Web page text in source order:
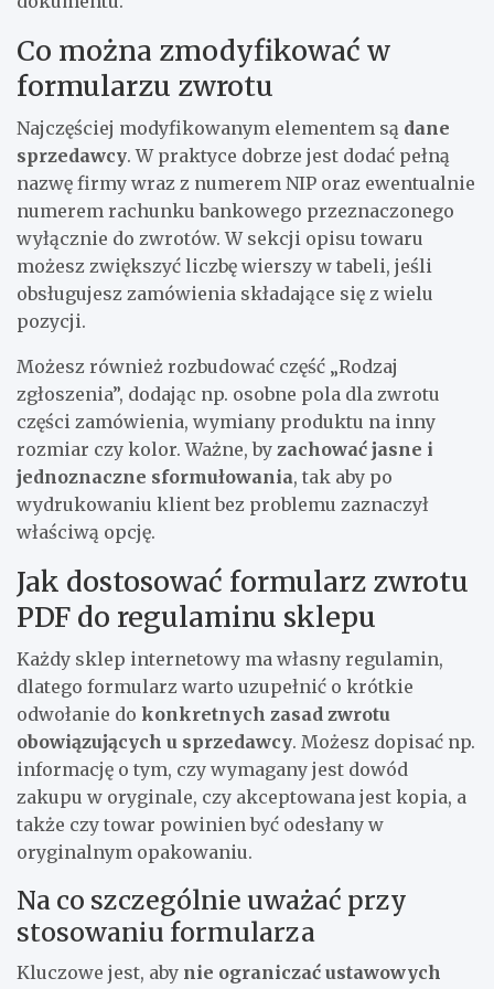
Co można zmodyfikować w
formularzu zwrotu
Najczęściej modyfikowanym elementem są dane
sprzedawcy. W praktyce dobrze jest dodać pełną
nazwę firmy wraz z numerem NIP oraz ewentualnie
numerem rachunku bankowego przeznaczonego
wyłącznie do zwrotów. W sekcji opisu towaru
możesz zwiększyć liczbę wierszy w tabeli, jeśli
obsługujesz zamówienia składające się z wielu
pozycji.
Możesz również rozbudować część „Rodzaj
zgłoszenia”, dodając np. osobne pola dla zwrotu
części zamówienia, wymiany produktu na inny
rozmiar czy kolor. Ważne, by zachować jasne i
jednoznaczne sformułowania, tak aby po
wydrukowaniu klient bez problemu zaznaczył
właściwą opcję.
Jak dostosować formularz zwrotu
PDF do regulaminu sklepu
Każdy sklep internetowy ma własny regulamin,
dlatego formularz warto uzupełnić o krótkie
odwołanie do konkretnych zasad zwrotu
obowiązujących u sprzedawcy. Możesz dopisać np.
informację o tym, czy wymagany jest dowód
zakupu w oryginale, czy akceptowana jest kopia, a
także czy towar powinien być odesłany w
oryginalnym opakowaniu.
Na co szczególnie uważać przy
stosowaniu formularza
Kluczowe jest, aby nie ograniczać ustawowych